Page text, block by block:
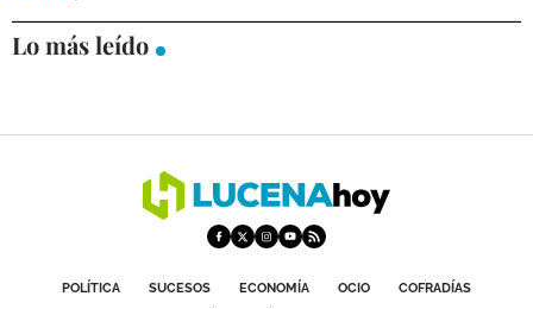
Lo más leído
POLÍTICA SUCESOS ECONOMÍA OCIO
COFRADÍAS